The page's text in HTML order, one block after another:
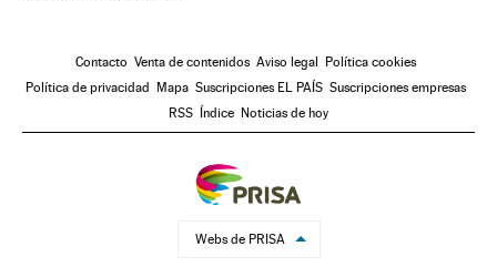
Contacto Venta de contenidos Aviso legal Política cookies
Política de privacidad Mapa Suscripciones EL PAÍS Suscripciones empresas
RSS Índice Noticias de hoy
Webs de PRISA